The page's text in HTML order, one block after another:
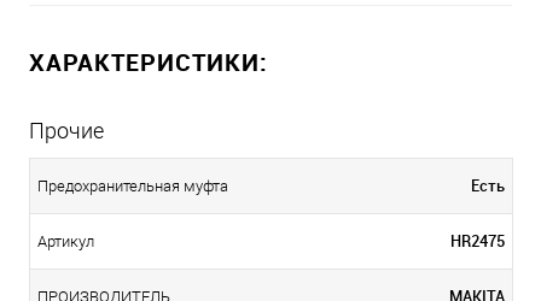
ХАРАКТЕРИСТИКИ:
Прочие
Предохранительная муфта Есть
Артикул HR2475
ПРОИЗВОДИТЕЛЬ MAKITA